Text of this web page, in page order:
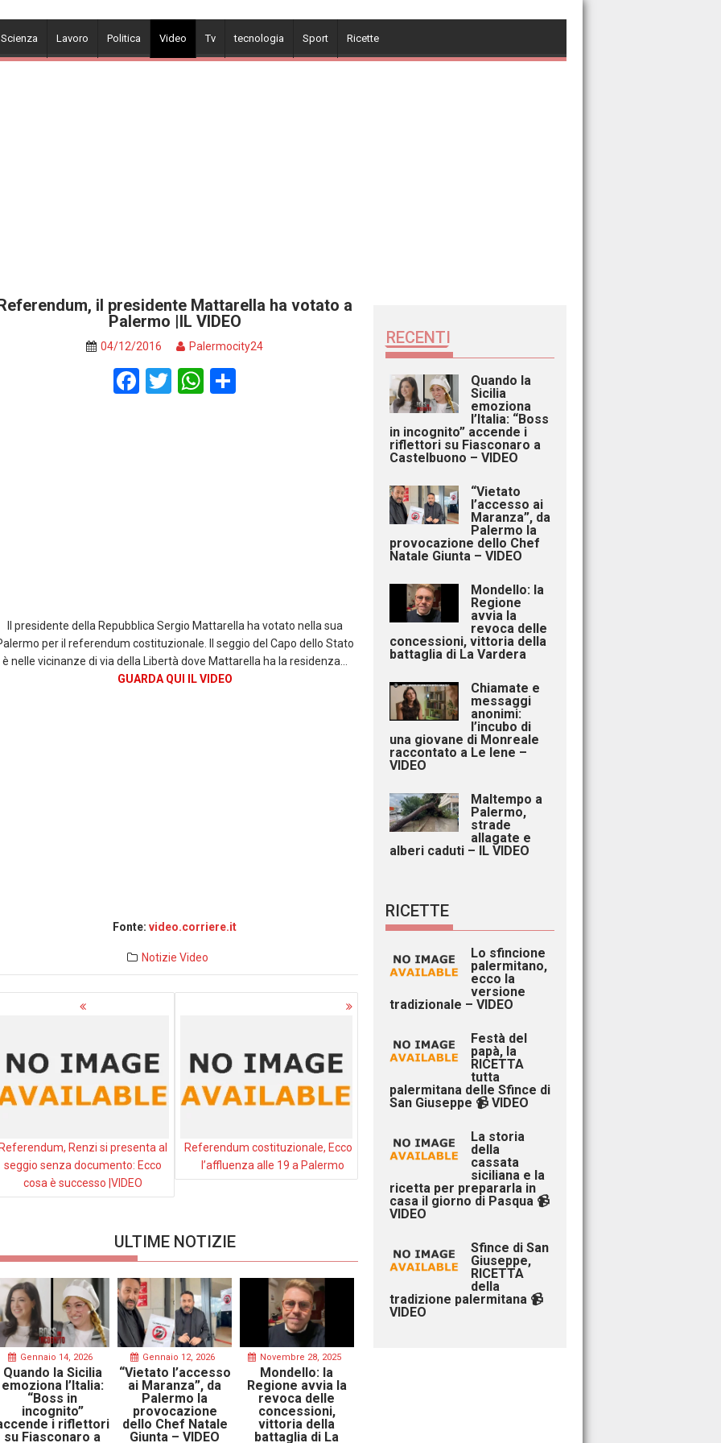
Lavoro Politica Video Tv tecnologia Sport Ricette
il presidente Mattarella ha votato a
Palermo |IL VIDEO
04/12/2016 Palermocity24
F
T W
Il presidente della Repubblica Sergio Mattarella ha votato nella sua
per il referendum costituzionale. Il seggio del Capo dello Stato
è nelle vicinanze di via della Libertà dove Mattarella ha la residenza…
GUARDA QUI IL VIDEO
Fonte:video.corriere.it
Notizie Video
Renzi si presenta al
seggio senza documento: Ecco
cosa è successo |VIDEO
Referendum costituzionale, Ecco
l’affluenza alle 19 a Palermo
ULTIME NOTIZIE
Gennaio 14, 2026
Quando la Sicilia
emoziona l’Italia:
“Boss in
incognito”
i riflettori
su Fiasconaro a
Gennaio 12, 2026
“Vietato l’accesso
ai Maranza”, da
Palermo la
provocazione
dello Chef Natale
Giunta – VIDEO
Novembre 28, 2025
Mondello: la
Regione avvia la
revoca delle
concessioni,
vittoria della
battaglia di La
RECENTI
Quando la
Sicilia
emoziona
l’Italia: “Boss
in incognito” accende i
riflettori su Fiasconaro a
Castelbuono – VIDEO
“Vietato
l’accesso ai
Maranza”, da
Palermo la
provocazione dello Chef
Natale Giunta – VIDEO
Mondello: la
Regione
avvia la
revoca delle
concessioni, vittoria della
battaglia di La Vardera
Chiamate e
messaggi
anonimi:
l’incubo di
una giovane di Monreale
raccontato a Le Iene –
VIDEO
Maltempo a
Palermo,
strade
allagate e
alberi caduti – IL VIDEO
RICETTE
Lo sfincione
palermitano,
ecco la
versione
tradizionale – VIDEO
Festà del
papà, la
RICETTA
tutta
palermitana delle Sfince di
San Giuseppe 📹 VIDEO
La storia
della
cassata
siciliana e la
ricetta per prepararla in
casa il giorno di Pasqua 📹
VIDEO
Sfince di San
Giuseppe,
RICETTA
della
tradizione palermitana 📹
VIDEO